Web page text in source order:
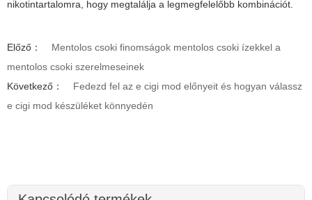
nikotintartalomra, hogy megtalálja a legmegfelelőbb kombinációt.
Előző：
Mentolos csoki finomságok mentolos csoki ízekkel a
mentolos csoki szerelmeseinek
Következő：
Fedezd fel az e cigi mod előnyeit és hogyan válassz
e cigi mod készüléket könnyedén